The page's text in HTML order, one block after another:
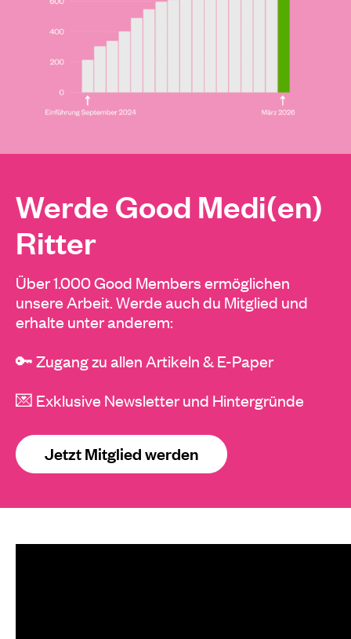
Werde Good Medi(en)
Ritter
Über 1.000 Good Members ermöglichen
unsere Arbeit. Werde auch du Mitglied und
erhalte unter anderem:
🔑 Zugang zu allen Artikeln & E-Paper
💌 Exklusive Newsletter und Hintergründe
Jetzt Mitglied werden